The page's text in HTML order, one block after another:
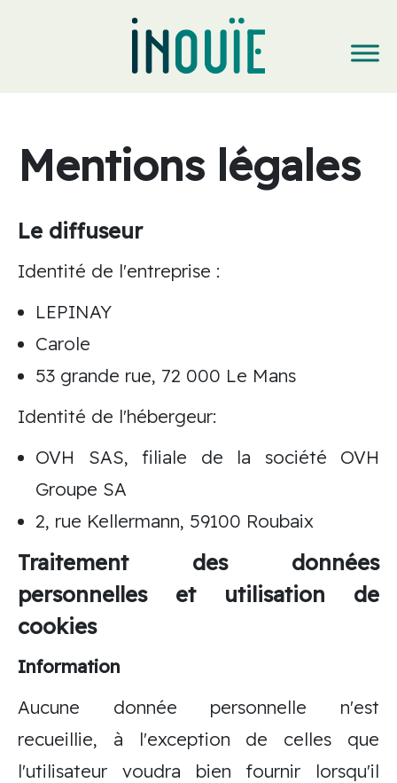
Mentions légales
Le diffuseur
Identité de l'entreprise :
LEPINAY
Carole
53 grande rue, 72 000 Le Mans
Identité de l'hébergeur:
OVH SAS, filiale de la société OVH
Groupe SA
2, rue Kellermann, 59100 Roubaix
Traitement des données
personnelles et utilisation de
cookies
Information
Aucune donnée personnelle n'est
recueillie, à l'exception de celles que
l'utilisateur voudra bien fournir lorsqu'il